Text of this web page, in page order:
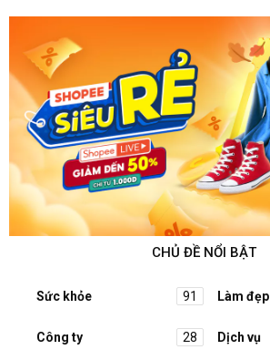
CHỦ ĐỀ NỔI BẬT
Sức khỏe 91 Làm đẹp
Công ty 28 Dịch vụ